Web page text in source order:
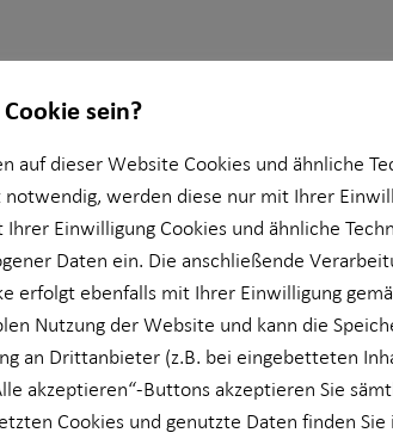
Kunden mit mir und HORBACH
und Erfahrungen zu Michael
sein?
auf dieser Website Cookies und ähnliche
werden diese nur mit Ihrer
Einwilligung Cookies und ähnliche
Daten ein. Die anschließende
erfolgt ebenfalls mit Ihrer Einwilligung
Nutzung der Website und kann die
an Drittanbieter (z.B. bei eingebetteten
akzeptieren“-Buttons akzeptieren Sie
Cookies und genutzte Daten finden Sie